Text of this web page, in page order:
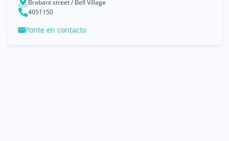
Brabant street / Bell Village
4051150
Ponte en contacto